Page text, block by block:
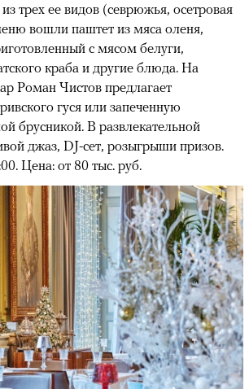
трех ее видов (севрюжья, осетровая
вошли паштет из мяса оленя,
с мясом белуги,
краба и другие блюда. На
Роман Чистов предлагает
гуся или запеченную
брусникой. В развлекательной
джаз, DJ-сет, розыгрыши призов.
Цена: от 80 тыс. руб.